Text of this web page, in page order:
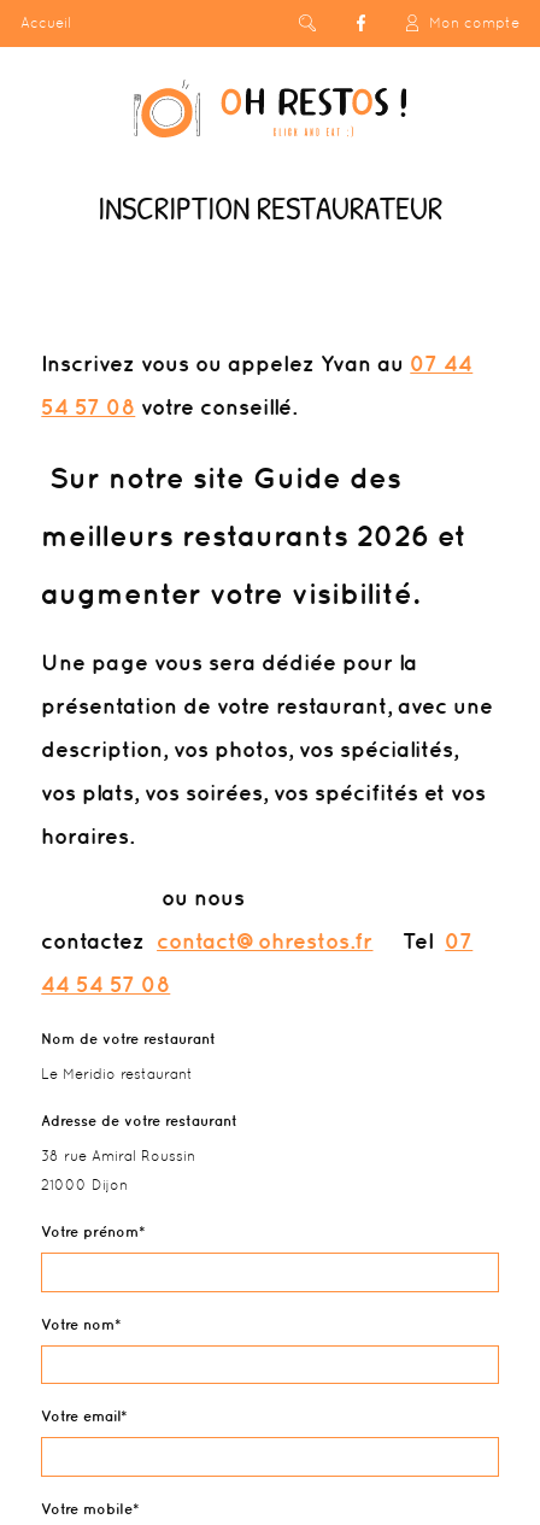
Accueil Mon compte
INSCRIPTION RESTAURATEUR
Inscrivez vous ou appelez Yvan au 07 44
54 57 08 votre conseillé.
Sur notre site Guide des
meilleurs restaurants 2026 et
augmenter votre visibilité.
Une page vous sera dédiée pour la
présentation de votre restaurant, avec une
description, vos photos, vos spécialités,
vos plats, vos soirées, vos spécifités et vos
horaires.
ou nous
contactez contact@ohrestos.fr Tel 07
44 54 57 08
Nom de votre restaurant
Le Meridio restaurant
Adresse de votre restaurant
38 rue Amiral Roussin
21000 Dijon
Votre prénom
Votre nom
Votre email
Votre mobile